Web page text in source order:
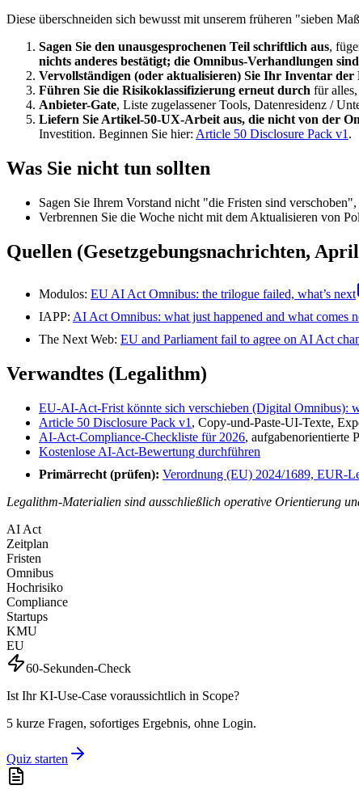
Diese überschneiden sich bewusst mit unserem früheren "sieben
Sagen Sie den unausgesprochenen Teil schriftlich aus,
nichts anderes bestätigt; die Omnibus-Verhandlungen
Vervollständigen (oder aktualisieren) Sie Ihr Inventar der
Führen Sie die Risikoklassifizierung erneut durch für
Anbieter-Gate, Liste zugelassener Tools, Datenresidenz /
Liefern Sie Artikel-50-UX-Arbeit aus, die nicht von der
Investition. Beginnen Sie hier: Article 50 Disclosure Pack v1 .
Was Sie nicht tun sollten
Sagen Sie Ihrem Vorstand nicht "die Fristen sind verschoben",
Verbrennen Sie die Woche nicht mit dem Aktualisieren von
Quellen (Gesetzgebungsnachrichten,
Modulos: EU AI Act Omnibus: the trilogue failed, what’s next
IAPP: AI Act Omnibus: what just happened and what comes
The Next Web: EU and Parliament fail to agree on AI Act
Verwandtes (Legalithm)
EU-AI-Act-Frist könnte sich verschieben (Digital Omnibus):
Article 50 Disclosure Pack v1 , Copy-und-Paste-UI-Texte,
AI-Act-Compliance-Checkliste für 2026, aufgabenorientierte
Kostenlose AI-Act-Bewertung durchführen
Primärrecht (prüfen): Verordnung (EU) 2024/1689, EUR-
Legalithm-Materialien sind ausschließlich operative Orientierung
AI Act
Zeitplan
Fristen
Omnibus
Hochrisiko
Compliance
Startups
KMU
EU
60-Sekunden-Check
Ist Ihr KI-Use-Case voraussichtlich in Scope?
5 kurze Fragen, sofortiges Ergebnis, ohne Login.
Quiz starten